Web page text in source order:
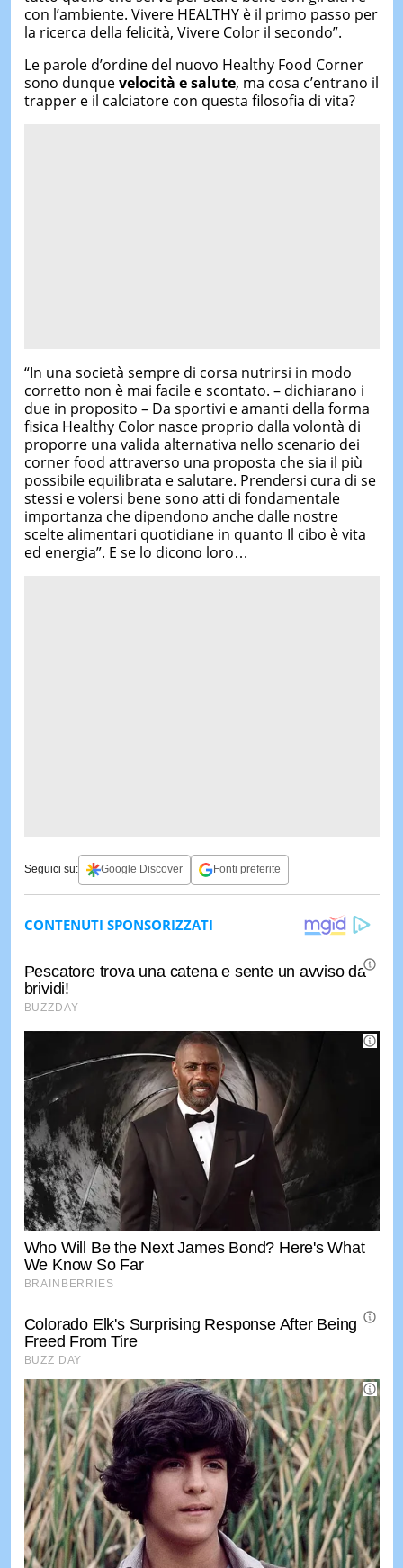
con l’ambiente. Vivere HEALTHY è il primo passo per
la ricerca della felicità, Vivere Color il secondo”.
Le parole d’ordine del nuovo Healthy Food Corner
sono dunquevelocità e salute, ma cosa c’entrano il
trapper e il calciatore con questa filosofia di vita?
“In una società sempre di corsa nutrirsi in modo
corretto non è mai facile e scontato. – dichiarano i
due in proposito – Da sportivi e amanti della forma
fisica Healthy Color nasce proprio dalla volontà di
proporre una valida alternativa nello scenario dei
corner food attraverso una proposta che sia il più
possibile equilibrata e salutare. Prendersi cura di se
stessi e volersi bene sono atti di fondamentale
importanza che dipendono anche dalle nostre
scelte alimentari quotidiane in quanto Il cibo è vita
ed energia”. E se lo dicono loro…
Seguici su: Google Discover Fonti preferite